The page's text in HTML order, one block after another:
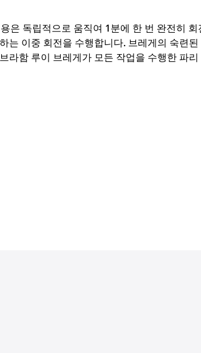
은 독립적으로 움직여 1분에 한 번 완전히
는 이중 회전을 수행합니다. 브레게의 숙련
함 루이 브레게가 모든 작업을 수행한 파